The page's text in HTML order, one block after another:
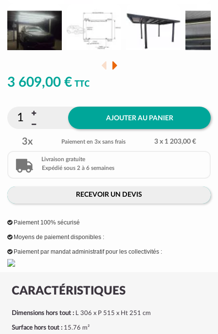
CARACTÉRISTIQUES
Dimensions hors tout : L 306 x P 515 x Ht 251 cm
Surface hors tout : 15.76 m²
3 609,00 € TTC
AJOUTER AU PANIER
3x Paiement en 3x sans frais 3 x 1 203,00 €
Livraison gratuite
Expédié sous 2 à 6 semaines
RECEVOIR UN DEVIS
Paiement 100% sécurisé
Moyens de paiement disponibles :
Paiement par mandat administratif pour les collectivités :